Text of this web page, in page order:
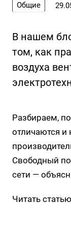
Общие
В нашем
том, как
воздуха
Разбираем,
отличаются и
Свободный
сети —
Читать